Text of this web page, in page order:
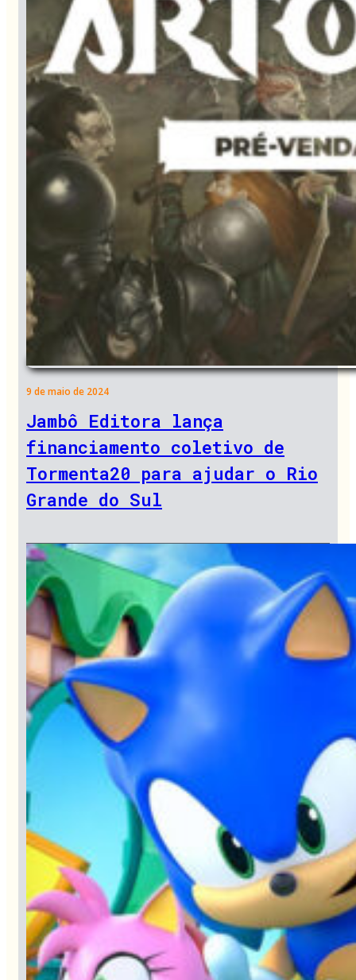
9 de maio de 2024
Jambô Editora lança
financiamento coletivo de
Tormenta20 para ajudar o Rio
Grande do Sul